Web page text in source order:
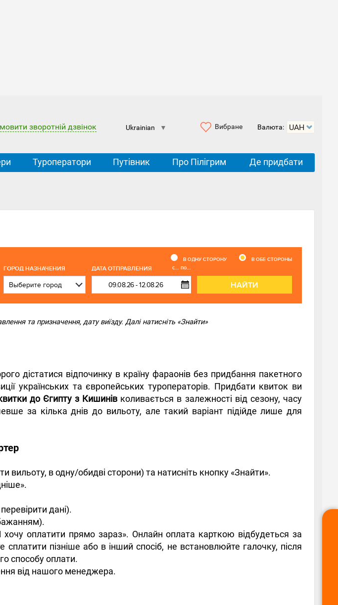
зворотній дзвінок Ukrainian ▼ Вибране Валюта:
Туроператори Путівник Про Пілігрим Де придбати
В ОДНУ СТОРОНУ В ОБЕ СТОРОНЫ
ГОРОД НАЗНАЧЕНИЯ ДАТА ОТПРАВЛЕНИЯ с... по...
НАЙТИ
та призначення, дату виїзду. Далі натисніть «Знайти»
дістатися відпочинку в країну фараонів без придбання пакетного
українських та європейських туроператорів. Придбати квиток ви
до Єгипту з Кишинів коливається в залежності від сезону, часу
за кілька днів до вильоту, але такий варіант підійде лише для
в одну/обидві сторони) та натисніть кнопку «Знайти».
дані).
оплатити прямо зараз». Онлайн оплата карткою відбудеться за
пізніше або в інший спосіб, не встановлюйте галочку, після
способу оплати.
від нашого менеджера.